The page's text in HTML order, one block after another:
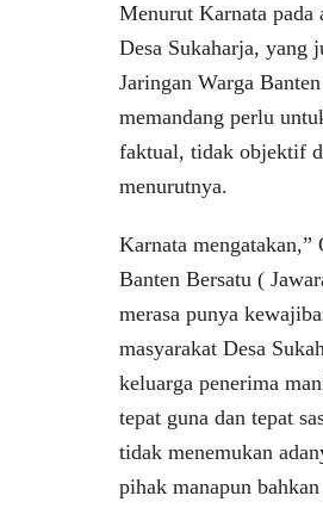
Menurut Karnata pada
Desa Sukaharja, yang
Jaringan Warga
memandang perlu
faktual, tidak objektif
menurutnya.
Karnata mengatakan,”
Banten Bersatu (
merasa punya
masyarakat Desa
keluarga penerima
tepat guna dan tepat
tidak menemukan
pihak manapun